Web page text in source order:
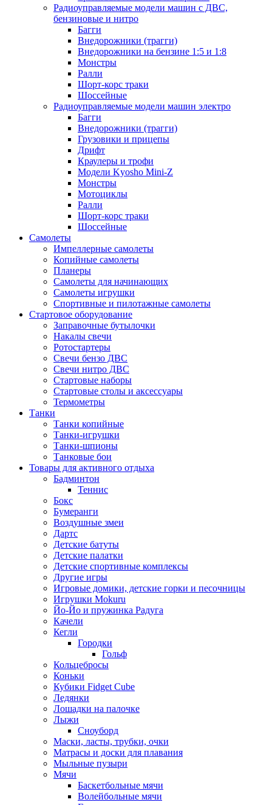
Радиоуправляемые модели машин с ДВС,
бензиновые и нитро
Багги
Внедорожники (трагги)
Внедорожники на бензине 1:5 и 1:8
Монстры
Ралли
Шорт-корс траки
Шоссейные
Радиоуправляемые модели машин электро
Багги
Внедорожники (трагги)
Грузовики и прицепы
Дрифт
Краулеры и трофи
Модели Kyosho Mini-Z
Монстры
Мотоциклы
Ралли
Шорт-корс траки
Шоссейные
Самолеты
Импеллерные самолеты
Копийные самолеты
Планеры
Самолеты для начинающих
Самолеты игрушки
Спортивные и пилотажные самолеты
Стартовое оборудование
Заправочные бутылочки
Накалы свечи
Ротостартеры
Свечи бензо ДВС
Свечи нитро ДВС
Стартовые наборы
Стартовые столы и аксессуары
Термометры
Танки
Танки копийные
Танки-игрушки
Танки-шпионы
Танковые бои
Товары для активного отдыха
Бадминтон
Теннис
Бокс
Бумеранги
Воздушные змеи
Дартс
Детские батуты
Детские палатки
Детские спортивные комплексы
Другие игры
Игровые домики, детские горки и песочницы
Игрушки Mokuru
Йо-Йо и пружинка Радуга
Качели
Кегли
Городки
Гольф
Кольцебросы
Коньки
Кубики Fidget Cube
Ледянки
Лошадки на палочке
Лыжи
Сноуборд
Маски, ласты, трубки, очки
Матрасы и доски для плавания
Мыльные пузыри
Мячи
Баскетбольные мячи
Волейбольные мячи